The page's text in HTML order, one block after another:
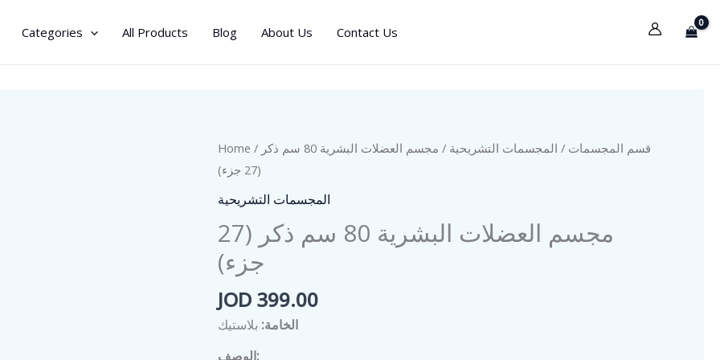
Categories All Products Blog About Us Contact Us
Home / قسم المجسمات / المجسمات التشريحية
/ مجسم العضلات البشرية 80 سم ذكر
(27 جزء)
المجسمات التشريحية
مجسم العضلات البشرية 80 سم ذكر (27
جزء)
JOD 399.00
الخامة: بلاستيك
الوصف: